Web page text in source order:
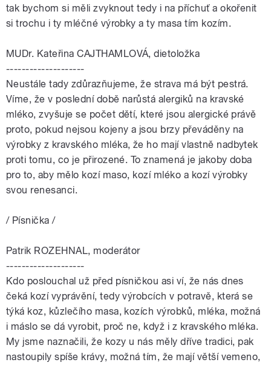
tak bychom si měli zvyknout tedy i na příchuť a okořenit
si trochu i ty mléčné výrobky a ty masa tím kozím.
MUDr. Kateřina CAJTHAMLOVÁ, dietoložka
--------------------
Neustále tady zdůrazňujeme, že strava má být pestrá.
Víme, že v poslední době narůstá alergiků na kravské
mléko, zvyšuje se počet dětí, které jsou alergické právě
proto, pokud nejsou kojeny a jsou brzy převáděny na
výrobky z kravského mléka, že ho mají vlastně nadbytek
proti tomu, co je přirozené. To znamená je jakoby doba
pro to, aby mělo kozí maso, kozí mléko a kozí výrobky
svou renesanci.
/ Písnička /
Patrik ROZEHNAL, moderátor
--------------------
Kdo poslouchal už před písničkou asi ví, že nás dnes
čeká kozí vyprávění, tedy výrobcích v potravě, která se
týká koz, kůzlečího masa, kozích výrobků, mléka, možná
i máslo se dá vyrobit, proč ne, když i z kravského mléka.
My jsme naznačili, že kozy u nás měly dříve tradici, pak
nastoupily spíše krávy, možná tím, že mají větší vemeno,